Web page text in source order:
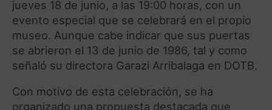
jueves 18 de junio, a las 19:00 horas, con un
evento especial que se celebrará en el propio
museo. Aunque cabe indicar que sus puertas
se abrieron el 13 de junio de 1986, tal y como
señaló su directora Garazi Arribalaga en DOTB.
Con motivo de esta celebración, se ha
organizado una propuesta destacada que